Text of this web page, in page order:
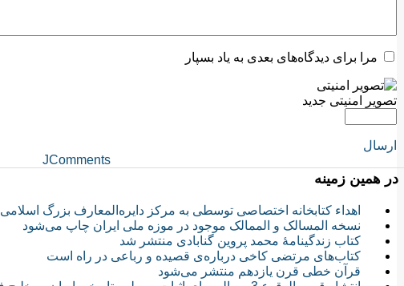
مرا برای دیدگاه‌های بعدی به یاد بسپار
تصویر امنیتی جدید
ارسال
JComments
در همین زمینه
اهداء کتابخانه اختصاصی توسطی به مرکز دایره‌المعارف بزرگ اسلامی
نسخه المسالک و ‌الممالک موجود در موزه ملی ایران چاپ می‌شود
کتاب زندگینامۀ محمد پروین گنابادی منتشر شد
کتاب‌های مرتضی کاخی درباره‌ی قصیده و رباعی در راه است
قرآن خطی قرن یازدهم منتشر می‌شود